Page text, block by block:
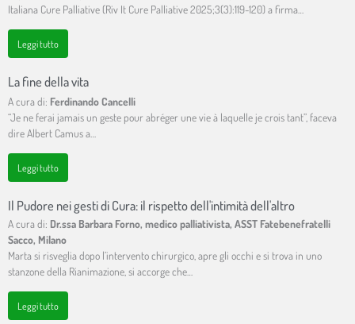
Italiana Cure Palliative (Riv It Cure Palliative 2025;3(3):119-120) a firma…
Leggi tutto
La fine della vita
A cura di: Ferdinando Cancelli
“Je ne ferai jamais un geste pour abréger une vie à laquelle je crois tant”, faceva
dire Albert Camus a…
Leggi tutto
Il Pudore nei gesti di Cura: il rispetto dell'intimità dell'altro
A cura di: Dr.ssa Barbara Forno, medico palliativista, ASST Fatebenefratelli
Sacco, Milano
Marta si risveglia dopo l’intervento chirurgico, apre gli occhi e si trova in uno
stanzone della Rianimazione, si accorge che…
Leggi tutto